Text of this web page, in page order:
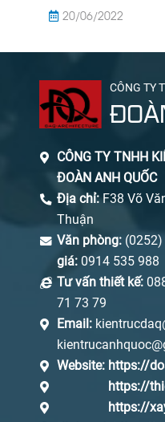
20/06/2022
CÔNG TY
CÔNG TY TNHH
ĐOÀN ANH QUỐC
Địa chỉ:F38 Võ
Thuận
Văn phòng:
giá: 0914 535 988
Tư vấn thiết kế:
71 73 79
Email:
Website: https://
https://
https://